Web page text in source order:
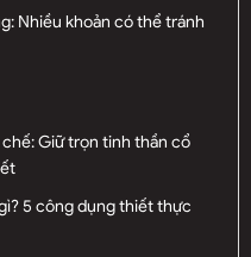
Nhiều khoản có thể tránh
chế: Giữ trọn tinh thần cổ
5 công dụng thiết thực